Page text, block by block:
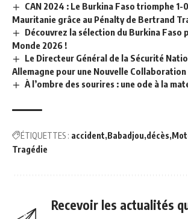
CAN 2024 : Le Burkina Faso triomphe 1-
Mauritanie grâce au Pénalty de Bertrand
Découvrez la sélection du Burkina Faso
Monde 2026 !
Le Directeur Général de la Sécurité
Allemagne pour une Nouvelle Collaboration
À l’ombre des sourires : une ode à la
ÉTIQUETTES : accident Babadjou décès
Tragédie
Recevoir les actualités